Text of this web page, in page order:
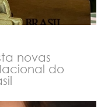
novas
do